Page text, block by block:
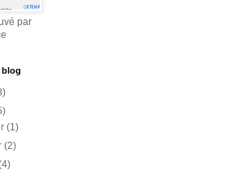
par
blog
(1)
(2)